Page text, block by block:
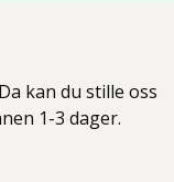
kan du stille oss
1-3 dager.